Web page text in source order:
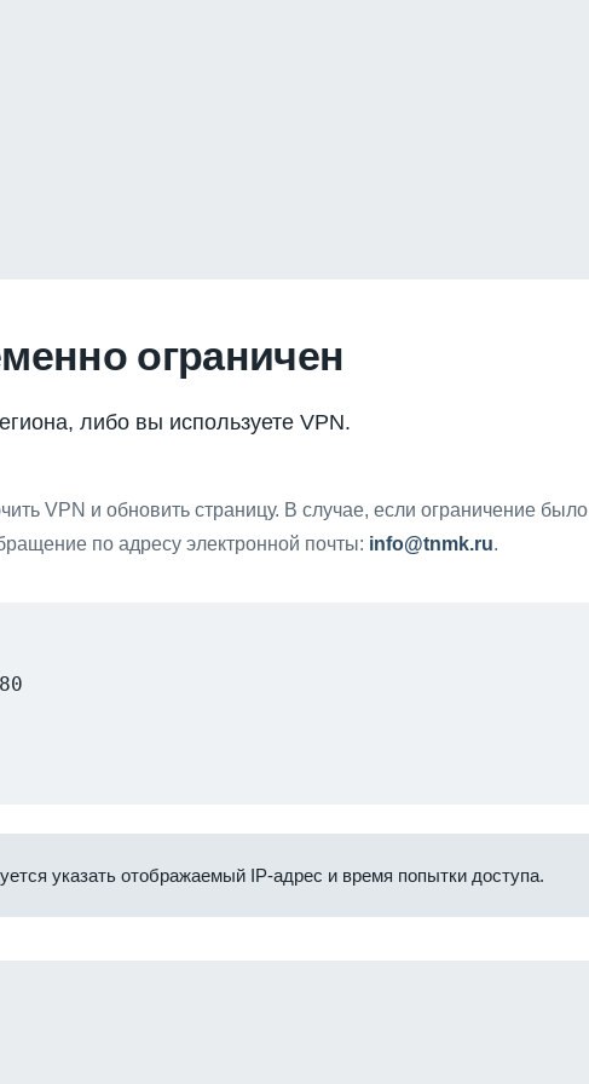
ограничен
либо вы используете VPN.
VPN и обновить страницу. В случае, если ограничение было
по адресу электронной почты: info@tnmk.ru.
указать отображаемый IP-адрес и время попытки доступа.